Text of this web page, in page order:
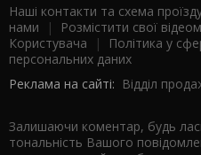
Наші контакти та схема
нами | Розмістити свої
Користувача |
Політика у
персональних даних
Реклама на сайті: Відділ
Залишаючи коментар, будь
тональність Вашого